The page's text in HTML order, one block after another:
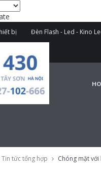
bị Đèn Flash - Led - Kino
Tin tức tổng hợp Chóng mặt